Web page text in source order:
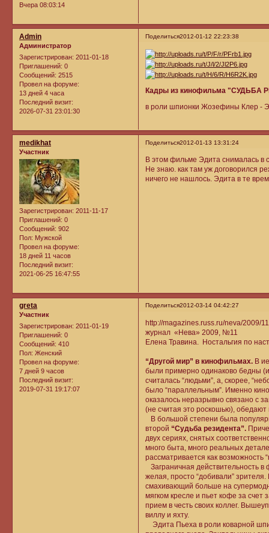
Вчера 08:03:14
Поделиться2012-01-12 22:23:38
Admin
Администратор
Зарегистрирован: 2011-01-18
Приглашений: 0
Сообщений: 2515
Провел на форуме:
13 дней 4 часа
Последний визит:
2026-07-31 23:01:30
Кадры из кинофильма "СУДЬБА
в роли шпионки Жозефины Клер -
Поделиться2012-01-13 13:31:24
medikhat
Участник
Зарегистрирован: 2011-11-17
Приглашений: 0
Сообщений: 902
Пол: Мужской
Провел на форуме:
18 дней 11 часов
Последний визит:
2021-06-25 16:47:55
В этом фильме Эдита снималась в
Не знаю. как там уж договорился
ничего не нашлось. Эдита в те
Поделиться2012-03-14 04:42:27
greta
Участник
Зарегистрирован: 2011-01-19
Приглашений: 0
Сообщений: 410
Пол: Женский
Провел на форуме:
7 дней 9 часов
Последний визит:
2019-07-31 19:17:07
http://magazines.russ.ru/neva/2009/
журнал «Нева» 2009, №11
Елена Травина. Ностальгия по
“Другой мир” в кинофильмах. В
были примерно одинаково бедны
считалась “людьми”, а, скорее,
было “параллельным”. Именно
оказалось неразрывно связано с
(не считая это роскошью), обедают
В большой степени была
второй “Судьба резидента”.
двух сериях, снятых
много быта, много реальных
рассматривается как
Заграничная действительность
желая, просто “добивали”
смахивающий больше на
мягком кресле и пьет кофе за
прием в честь своих коллег.
виллу и яхту.
Эдита Пьеха в роли коварной